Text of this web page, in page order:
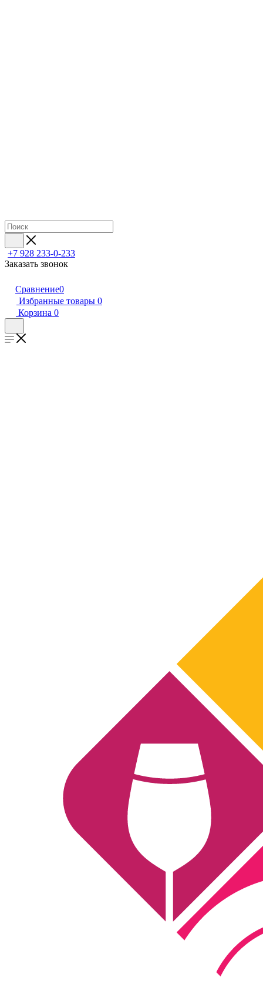
+7 928 233-0-233
Заказать звонок
Сравнение0
Избранные товары 0
Корзина 0